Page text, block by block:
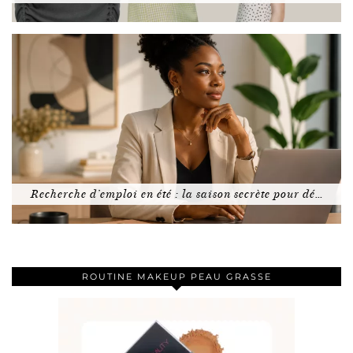
Recherche d’emploi en été : la saison secrète pour dé…
ROUTINE MAKEUP PEAU GRASSE